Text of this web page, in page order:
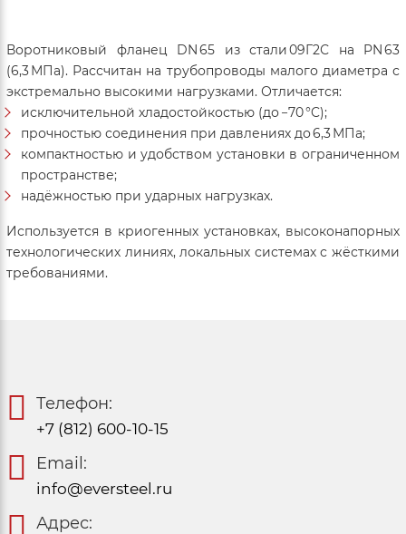
Воротниковый фланец DN 65 из стали 09Г2С на PN 63
(6,3 МПа). Рассчитан на трубопроводы малого диаметра с
экстремально высокими нагрузками. Отличается:
исключительной хладостойкостью (до −70 °C);
прочностью соединения при давлениях до 6,3 МПа;
компактностью и удобством установки в ограниченном
пространстве;
надёжностью при ударных нагрузках.
Используется в криогенных установках, высоконапорных
технологических линиях, локальных системах с жёсткими
требованиями.
Телефон:
+7 (812) 600-10-15
Email:
info@eversteel.ru
Адрес: